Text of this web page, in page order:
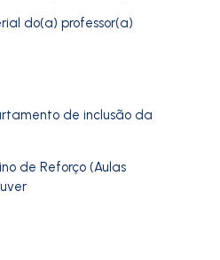
do(a) professor(a)
de inclusão da
de Reforço (Aulas